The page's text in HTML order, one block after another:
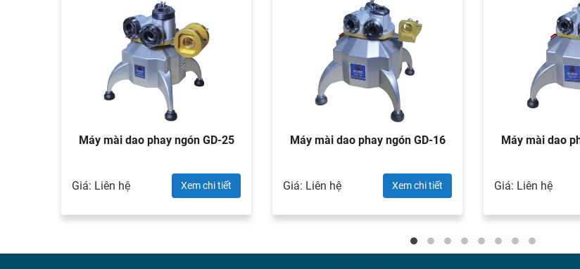
Máy mài dao phay ngón GD-25
Giá: Liên hệ Xem chi tiết
Máy mài dao phay ngón GD-16
Giá: Liên hệ Xem chi tiết
Máy mài dao
Giá: Liên hệ